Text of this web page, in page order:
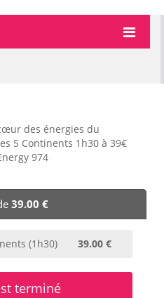
des énergies du
5 Continents 1h30 à 39€
974
39.00 €
(1h30) 39.00 €
terminé